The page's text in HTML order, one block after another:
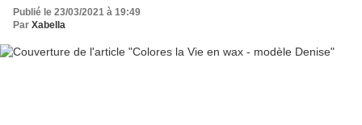
Publié le 23/03/2021 à 19:49
Par Xabella